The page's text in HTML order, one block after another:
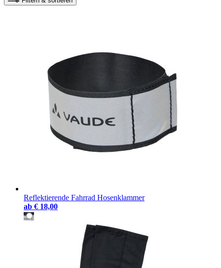
Reflektierende Fahrrad Hosenklammer
ab € 18,00